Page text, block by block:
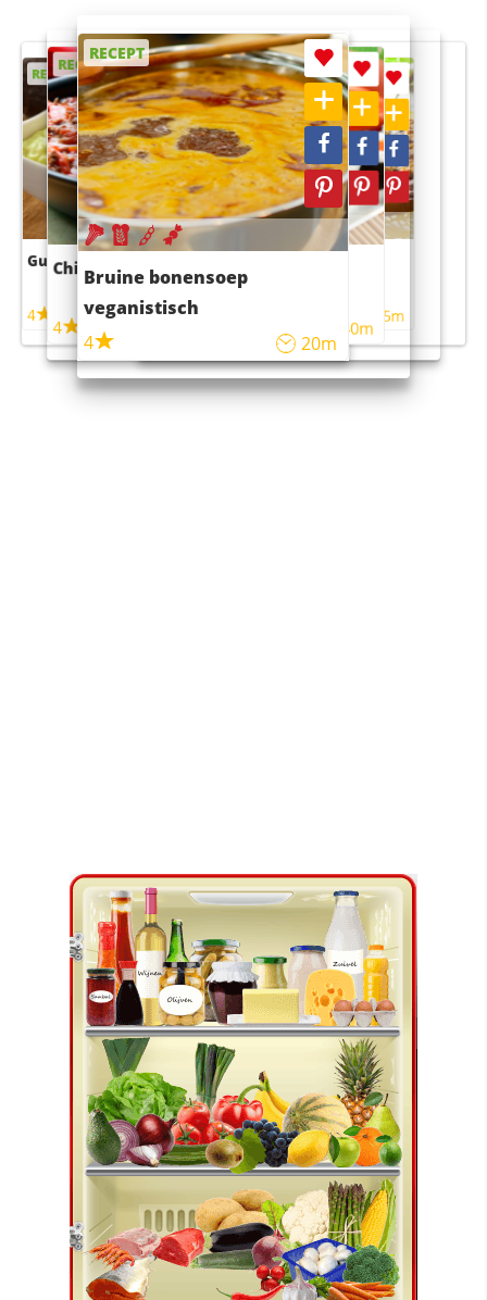
RECEPT
Guacamole
4
RECEPT
Chili con carne
4 45m
RECEPT
Bruine bonensoep
veganistisch
4
20m
RECEPT
Sushi rijstsalade
maaltijdsalade
40m
RECEPT
4 55m